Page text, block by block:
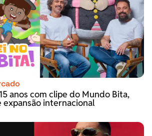
anos com clipe do Mundo Bita,
expansão internacional